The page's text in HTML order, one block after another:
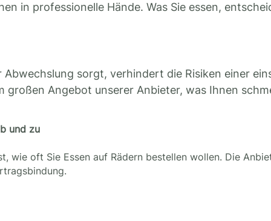
in professionelle Hände. Was Sie essen,
Abwechslung sorgt, verhindert die Risiken einer
großen Angebot unserer Anbieter, was Ihnen
und zu
wie oft Sie Essen auf Rädern bestellen wollen. Die